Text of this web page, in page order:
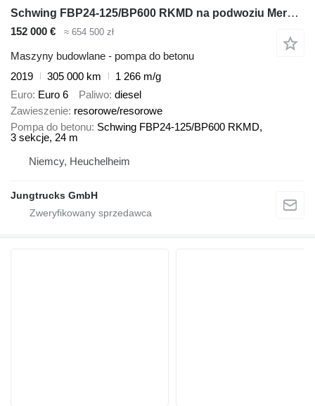
Schwing FBP24-125/BP600 RKMD na podwoziu Mercedes-Benz Arocs 3240
152 000 € ≈ 654 500 zł
Maszyny budowlane - pompa do betonu
2019
305 000 km
1 266 m/g
Euro Euro 6 Paliwo diesel
Zawieszenie resorowe/resorowe
Pompa do betonu Schwing FBP24-125/BP600 RKMD,
3 sekcje, 24 m
Niemcy, Heuchelheim
Jungtrucks GmbH